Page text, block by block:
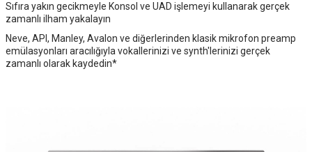
Sıfıra yakın gecikmeyle Konsol ve UAD işlemeyi kullanarak gerçek
zamanlı ilham yakalayın
Neve, API, Manley, Avalon ve diğerlerinden klasik mikrofon preamp
emülasyonları aracılığıyla vokallerinizi ve synth'lerinizi gerçek
zamanlı olarak kaydedin*